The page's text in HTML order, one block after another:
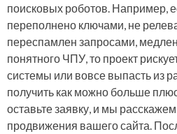
поисковых роботов. Например,
переполнено ключами, не
переспамлен запросами,
понятного ЧПУ, то проект
системы или вовсе выпасть из
получить как можно больше
оставьте заявку, и мы
продвижения вашего сайта.